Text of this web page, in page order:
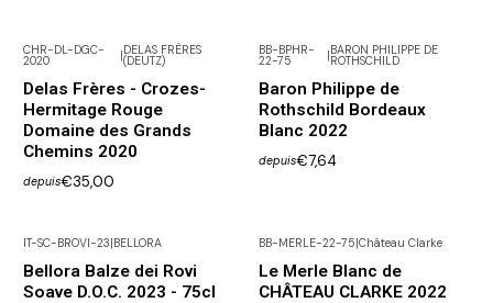
CHR-DL-DGC-
2020 |DELAS FRÈRES
(DEUTZ)
Delas Frères - Crozes-
Hermitage Rouge
Domaine des Grands
Chemins 2020
depuis€35,00
BB-BPHR-
22-75
BARON PHILIPPE DE
ROTHSCHILD
Baron Philippe de
Rothschild Bordeaux
Blanc 2022
depuis€7,64
IT-SC-BROVI-23|BELLORA
Bellora Balze dei Rovi
Soave D.O.C. 2023 - 75cl
BB-MERLE-22-75|Château Clarke
Le Merle Blanc de
CHÂTEAU CLARKE 2022